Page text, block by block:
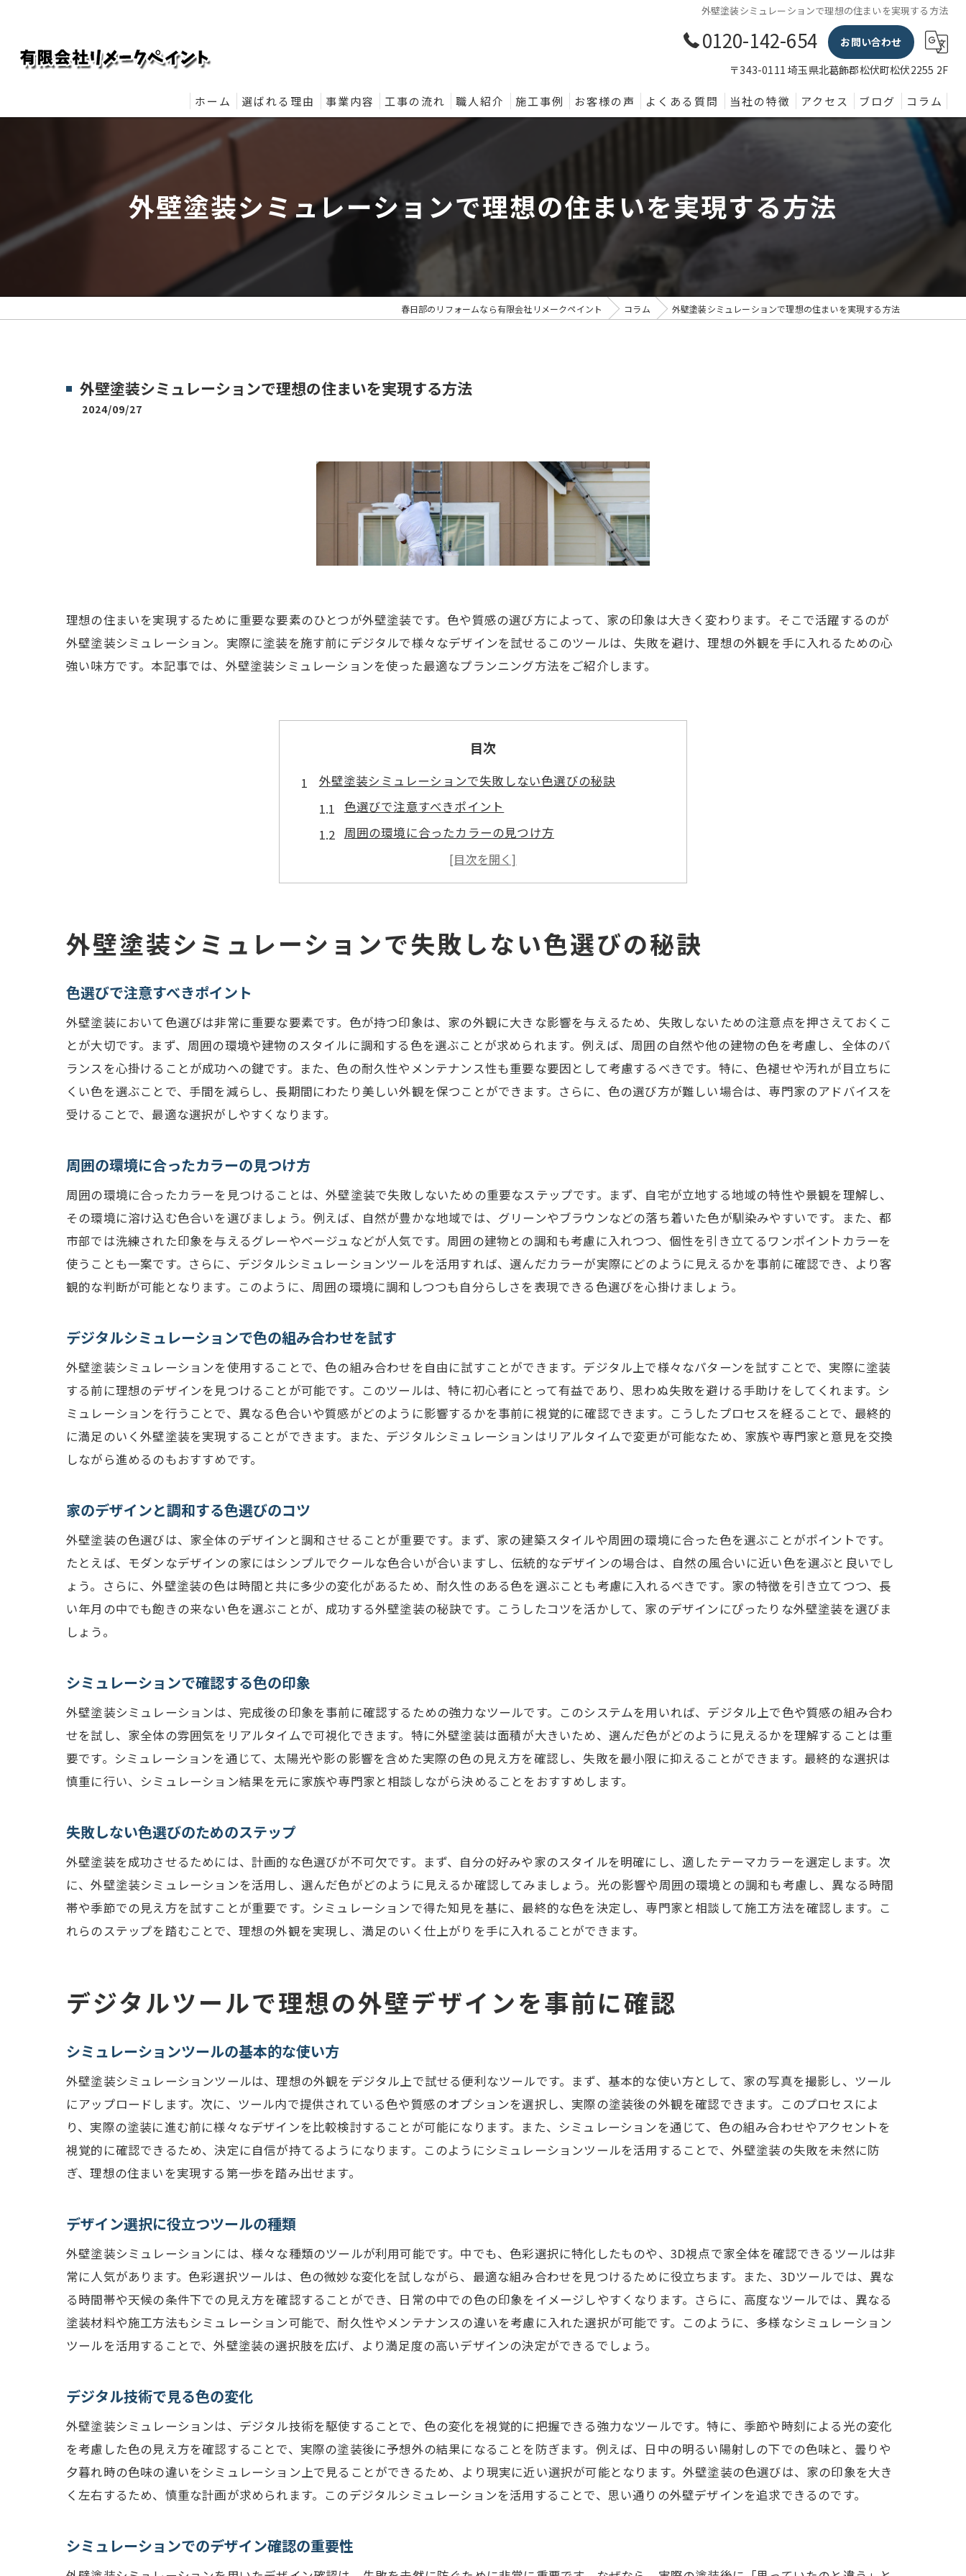
外壁塗装シミュレーションで理想の住まいを実現する方法
0120-142-654
お問い合わせ
〒343-0111 埼玉県北葛飾郡松伏町松伏2255 2F
ホーム 選ばれる理由
リメークペイントの外壁塗装プラン
事業内容 工事の流れ 職人紹介 施工事例 お客様の声 よくある質問 当社の特徴
内装
アクセス ブログ コラム
外壁塗装シミュレーションで理想の住まいを実現する方法
春日部のリフォームなら有限会社リメークペイント コラム 外壁塗装シミュレーションで理想の住まいを実現する方法
外壁塗装シミュレーションで理想の住まいを実現する方法
2024/09/27
理想の住まいを実現するために重要な要素のひとつが外壁塗装です。色や質感の選び方によって、家の印象は大きく変わります。そこで活躍するのが
外壁塗装シミュレーション。実際に塗装を施す前にデジタルで様々なデザインを試せるこのツールは、失敗を避け、理想の外観を手に入れるための心
強い味方です。本記事では、外壁塗装シミュレーションを使った最適なプランニング方法をご紹介します。
目次
外壁塗装シミュレーションで失敗しない色選びの秘訣
色選びで注意すべきポイント
周囲の環境に合ったカラーの見つけ方
デジタルシミュレーションで色の組み合わせを試す
家のデザインと調和する色選びのコツ
失敗しない色選びのためのステップ
デジタルツールで理想の外壁デザインを事前に確認
デザイン選択に役立つツールの種類
デジタル技術で見る色の変化
シミュレーションでのデザイン確認の重要性
ツールを使ったデザインアイディアの発掘
実際に見た目を確認できるシミュレーションの魅力
事前確認でトラブルを回避
満足感を高めるデザイン決定プロセス
シミュレーションが提供する信頼性
期待通りの結果を得るための準備
選択肢を増やすためのシミュレーションの活用
多様なデザイン案の検討方法
シミュレーションで新しいアイデアを生み出す
自由度の高いプランニングの秘訣
家の印象を決定する塗装の役割
外壁塗装がもたらすイメージの変化
シミュレーションで確認する印象の違い
第一印象を左右するカラーデザイン
理想の色と質感を見つけるプロセス
シミュレーションで試すベストマッチの探し方
デザインと実用性のバランスを取る方法
ベストマッチを見つけるためのポイント
外壁塗装シミュレーションで理想の住まいを実現するステップ
プロジェクトの計画から完成までの流れ
シミュレーションを使ったステップバイステップガイド
理想の住まいに近づくための方法
デザインの失敗を防ぐ外壁塗装シミュレーションの導入ガイド
シミュレーション導入のメリット
失敗を避けるための導入ステップ
初めてのシミュレーション利用者へのアドバイス
導入時に確認すべきポイント
シミュレーションを最大限に活用する方法
外壁塗装シミュレーションで失敗しない色選びの秘訣
色選びで注意すべきポイント
外壁塗装において色選びは非常に重要な要素です。色が持つ印象は、家の外観に大きな影響を与えるため、失敗しないための注意点を押さえておくこ
とが大切です。まず、周囲の環境や建物のスタイルに調和する色を選ぶことが求められます。例えば、周囲の自然や他の建物の色を考慮し、全体のバ
ランスを心掛けることが成功への鍵です。また、色の耐久性やメンテナンス性も重要な要因として考慮するべきです。特に、色褪せや汚れが目立ちに
くい色を選ぶことで、手間を減らし、長期間にわたり美しい外観を保つことができます。さらに、色の選び方が難しい場合は、専門家のアドバイスを
受けることで、最適な選択がしやすくなります。
周囲の環境に合ったカラーの見つけ方
周囲の環境に合ったカラーを見つけることは、外壁塗装で失敗しないための重要なステップです。まず、自宅が立地する地域の特性や景観を理解し、
その環境に溶け込む色合いを選びましょう。例えば、自然が豊かな地域では、グリーンやブラウンなどの落ち着いた色が馴染みやすいです。また、都
市部では洗練された印象を与えるグレーやベージュなどが人気です。周囲の建物との調和も考慮に入れつつ、個性を引き立てるワンポイントカラーを
使うことも一案です。さらに、デジタルシミュレーションツールを活用すれば、選んだカラーが実際にどのように見えるかを事前に確認でき、より客
観的な判断が可能となります。このように、周囲の環境に調和しつつも自分らしさを表現できる色選びを心掛けましょう。
デジタルシミュレーションで色の組み合わせを試す
外壁塗装シミュレーションを使用することで、色の組み合わせを自由に試すことができます。デジタル上で様々なパターンを試すことで、実際に塗装
する前に理想のデザインを見つけることが可能です。このツールは、特に初心者にとって有益であり、思わぬ失敗を避ける手助けをしてくれます。シ
ミュレーションを行うことで、異なる色合いや質感がどのように影響するかを事前に視覚的に確認できます。こうしたプロセスを経ることで、最終的
に満足のいく外壁塗装を実現することができます。また、デジタルシミュレーションはリアルタイムで変更が可能なため、家族や専門家と意見を交換
しながら進めるのもおすすめです。
家のデザインと調和する色選びのコツ
外壁塗装の色選びは、家全体のデザインと調和させることが重要です。まず、家の建築スタイルや周囲の環境に合った色を選ぶことがポイントです。
たとえば、モダンなデザインの家にはシンプルでクールな色合いが合いますし、伝統的なデザインの場合は、自然の風合いに近い色を選ぶと良いでし
ょう。さらに、外壁塗装の色は時間と共に多少の変化があるため、耐久性のある色を選ぶことも考慮に入れるべきです。家の特徴を引き立てつつ、長
い年月の中でも飽きの来ない色を選ぶことが、成功する外壁塗装の秘訣です。こうしたコツを活かして、家のデザインにぴったりな外壁塗装を選びま
しょう。
シミュレーションで確認する色の印象
外壁塗装シミュレーションは、完成後の印象を事前に確認するための強力なツールです。このシステムを用いれば、デジタル上で色や質感の組み合わ
せを試し、家全体の雰囲気をリアルタイムで可視化できます。特に外壁塗装は面積が大きいため、選んだ色がどのように見えるかを理解することは重
要です。シミュレーションを通じて、太陽光や影の影響を含めた実際の色の見え方を確認し、失敗を最小限に抑えることができます。最終的な選択は
慎重に行い、シミュレーション結果を元に家族や専門家と相談しながら決めることをおすすめします。
失敗しない色選びのためのステップ
外壁塗装を成功させるためには、計画的な色選びが不可欠です。まず、自分の好みや家のスタイルを明確にし、適したテーマカラーを選定します。次
に、外壁塗装シミュレーションを活用し、選んだ色がどのように見えるか確認してみましょう。光の影響や周囲の環境との調和も考慮し、異なる時間
帯や季節での見え方を試すことが重要です。シミュレーションで得た知見を基に、最終的な色を決定し、専門家と相談して施工方法を確認します。こ
れらのステップを踏むことで、理想の外観を実現し、満足のいく仕上がりを手に入れることができます。
デジタルツールで理想の外壁デザインを事前に確認
シミュレーションツールの基本的な使い方
外壁塗装シミュレーションツールは、理想の外観をデジタル上で試せる便利なツールです。まず、基本的な使い方として、家の写真を撮影し、ツール
にアップロードします。次に、ツール内で提供されている色や質感のオプションを選択し、実際の塗装後の外観を確認できます。このプロセスによ
り、実際の塗装に進む前に様々なデザインを比較検討することが可能になります。また、シミュレーションを通じて、色の組み合わせやアクセントを
視覚的に確認できるため、決定に自信が持てるようになります。このようにシミュレーションツールを活用することで、外壁塗装の失敗を未然に防
ぎ、理想の住まいを実現する第一歩を踏み出せます。
デザイン選択に役立つツールの種類
外壁塗装シミュレーションには、様々な種類のツールが利用可能です。中でも、色彩選択に特化したものや、3D視点で家全体を確認できるツールは非
常に人気があります。色彩選択ツールは、色の微妙な変化を試しながら、最適な組み合わせを見つけるために役立ちます。また、3Dツールでは、異な
る時間帯や天候の条件下での見え方を確認することができ、日常の中での色の印象をイメージしやすくなります。さらに、高度なツールでは、異なる
塗装材料や施工方法もシミュレーション可能で、耐久性やメンテナンスの違いを考慮に入れた選択が可能です。このように、多様なシミュレーション
ツールを活用することで、外壁塗装の選択肢を広げ、より満足度の高いデザインの決定ができるでしょう。
デジタル技術で見る色の変化
外壁塗装シミュレーションは、デジタル技術を駆使することで、色の変化を視覚的に把握できる強力なツールです。特に、季節や時刻による光の変化
を考慮した色の見え方を確認することで、実際の塗装後に予想外の結果になることを防ぎます。例えば、日中の明るい陽射しの下での色味と、曇りや
夕暮れ時の色味の違いをシミュレーション上で見ることができるため、より現実に近い選択が可能となります。外壁塗装の色選びは、家の印象を大き
く左右するため、慎重な計画が求められます。このデジタルシミュレーションを活用することで、思い通りの外壁デザインを追求できるのです。
シミュレーションでのデザイン確認の重要性